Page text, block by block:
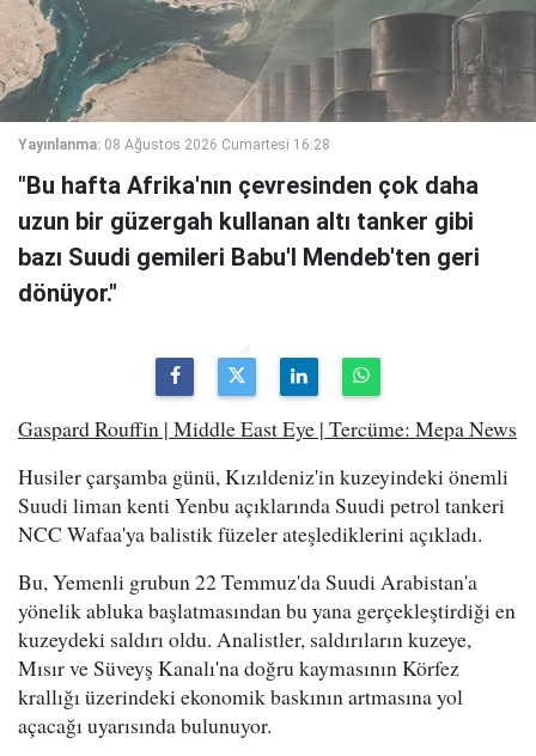
Yayınlanma: 08 Ağustos 2026 Cumartesi 16:28
"Bu hafta Afrika'nın çevresinden çok daha
uzun bir güzergah kullanan altı tanker gibi
bazı Suudi gemileri Babu'l Mendeb'ten geri
dönüyor."
Gaspard Rouffin | Middle East Eye | Tercüme: Mepa News
Husiler çarşamba günü, Kızıldeniz'in kuzeyindeki önemli
Suudi liman kenti Yenbu açıklarında Suudi petrol tankeri
NCC Wafaa'ya balistik füzeler ateşlediklerini açıkladı.
Bu, Yemenli grubun 22 Temmuz'da Suudi Arabistan'a
yönelik abluka başlatmasından bu yana gerçekleştirdiği en
kuzeydeki saldırı oldu. Analistler, saldırıların kuzeye,
Mısır ve Süveyş Kanalı'na doğru kaymasının Körfez
krallığı üzerindeki ekonomik baskının artmasına yol
açacağı uyarısında bulunuyor.